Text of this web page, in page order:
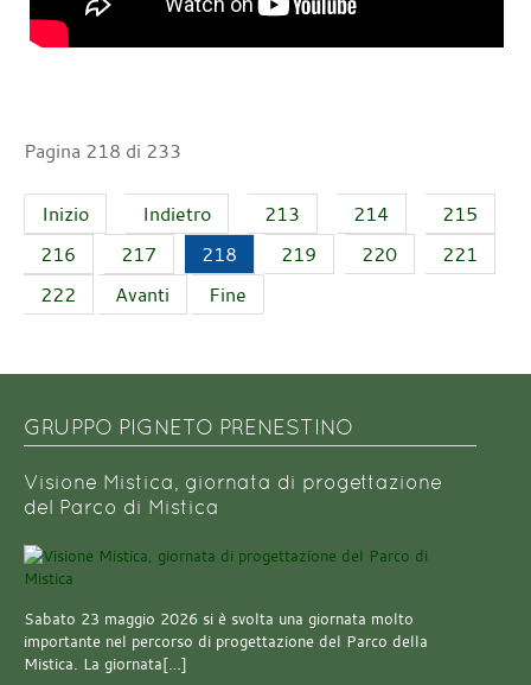
Pagina 218 di 233
Inizio Indietro 213 214
215
216
217 218 219 220
221
222
Avanti Fine
GRUPPO PIGNETO PRENESTINO
Visione Mistica, giornata di progettazione
del Parco di Mistica
Sabato 23 maggio 2026 si è svolta una giornata molto
importante nel percorso di progettazione del Parco della
Mistica. La giornata[…]